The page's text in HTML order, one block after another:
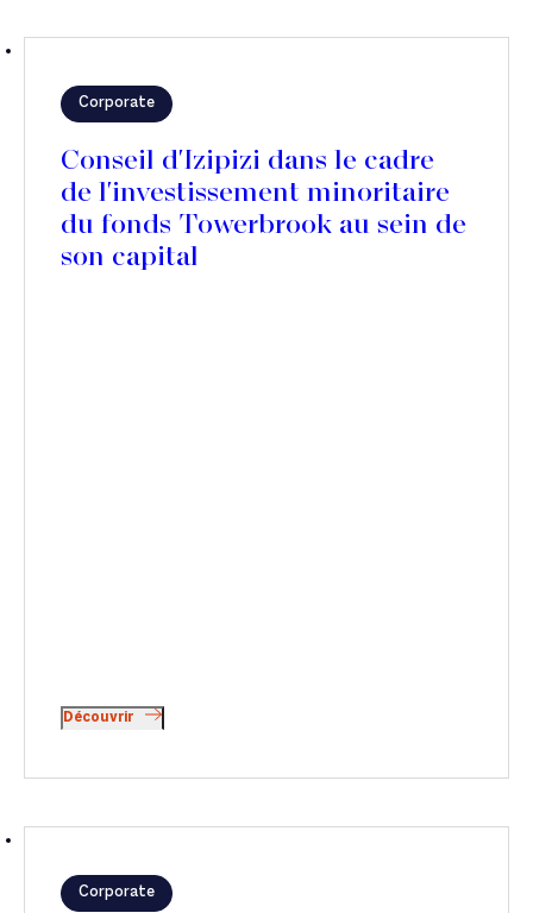
Corporate
Conseil d'Izipizi dans le cadre
de l'investissement minoritaire
du fonds Towerbrook au sein de
son capital
Découvrir
Corporate